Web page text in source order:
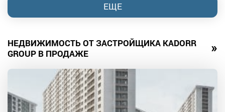
ЕЩЕ
НЕДВИЖИМОСТЬ ОТ ЗАСТРОЙЩИКА KADORR
GROUP В ПРОДАЖЕ
»